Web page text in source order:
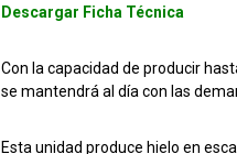
Descargar Ficha Técnica
Con la capacidad de producir
se mantendrá al día con las
Esta unidad produce hielo en